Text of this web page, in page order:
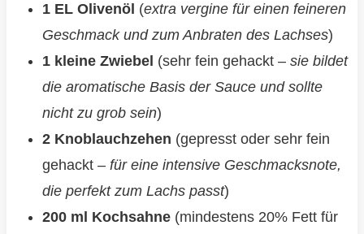
1 EL Olivenöl (extra vergine für einen feineren
Geschmack und zum Anbraten des Lachses)
1 kleine Zwiebel (sehr fein gehackt – sie bildet
die aromatische Basis der Sauce und sollte
nicht zu grob sein)
2 Knoblauchzehen (gepresst oder sehr fein
gehackt – für eine intensive Geschmacksnote,
die perfekt zum Lachs passt)
200 ml Kochsahne(mindestens 20% Fett für